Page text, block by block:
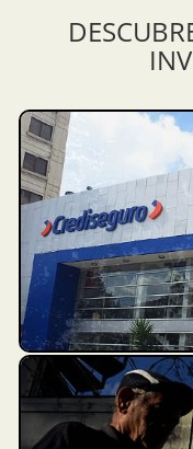
Más de
Más de
financieras